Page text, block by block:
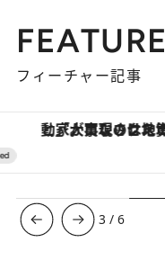
FEATURE
フィーチャー記事
3 /6